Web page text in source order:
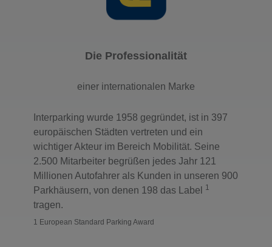
Die Professionalität
einer internationalen Marke
Interparking wurde 1958 gegründet, ist in 397
europäischen Städten vertreten und ein
wichtiger Akteur im Bereich Mobilität. Seine
2.500 Mitarbeiter begrüßen jedes Jahr 121
Millionen Autofahrer als Kunden in unseren 900
Parkhäusern, von denen 198 das Label
1
tragen.
1 European Standard Parking Award